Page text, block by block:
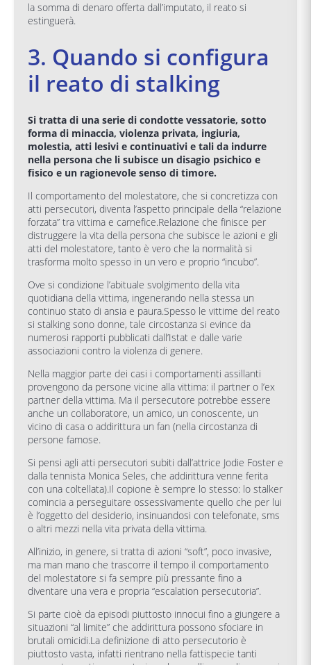
la somma di denaro offerta dall’imputato, il reato si
estinguerà.
3. Quando si configura
il reato di stalking
Si tratta di una serie di condotte vessatorie, sotto
forma di minaccia, violenza privata, ingiuria,
molestia, atti lesivi e continuativi e tali da indurre
nella persona che li subisce un disagio psichico e
fisico e un ragionevole senso di timore.
Il comportamento del molestatore, che si concretizza con
atti persecutori, diventa l’aspetto principale della “relazione
forzata” tra vittima e carnefice.Relazione che finisce per
distruggere la vita della persona che subisce le azioni e gli
atti del molestatore, tanto è vero che la normalità si
trasforma molto spesso in un vero e proprio “incubo”.
Ove si condizione l’abituale svolgimento della vita
quotidiana della vittima, ingenerando nella stessa un
continuo stato di ansia e paura.Spesso le vittime del reato
si stalking sono donne, tale circostanza si evince da
numerosi rapporti pubblicati dall’Istat e dalle varie
associazioni contro la violenza di genere.
Nella maggior parte dei casi i comportamenti assillanti
provengono da persone vicine alla vittima: il partner o l’ex
partner della vittima. Ma il persecutore potrebbe essere
anche un collaboratore, un amico, un conoscente, un
vicino di casa o addirittura un fan (nella circostanza di
persone famose.
Si pensi agli atti persecutori subiti dall’attrice Jodie Foster e
dalla tennista Monica Seles, che addirittura venne ferita
con una coltellata).Il copione è sempre lo stesso: lo stalker
comincia a perseguitare ossessivamente quello che per lui
è l’oggetto del desiderio, insinuandosi con telefonate, sms
o altri mezzi nella vita privata della vittima.
All’inizio, in genere, si tratta di azioni “soft”, poco invasive,
ma man mano che trascorre il tempo il comportamento
del molestatore si fa sempre più pressante fino a
diventare una vera e propria “escalation persecutoria”.
Si parte cioè da episodi piuttosto innocui fino a giungere a
situazioni “al limite” che addirittura possono sfociare in
brutali omicidi.La definizione di atto persecutorio è
piuttosto vasta, infatti rientrano nella fattispecie tanti